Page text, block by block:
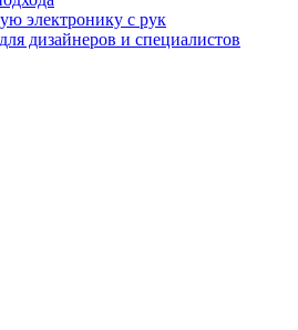
электронику с рук
дизайнеров и специалистов